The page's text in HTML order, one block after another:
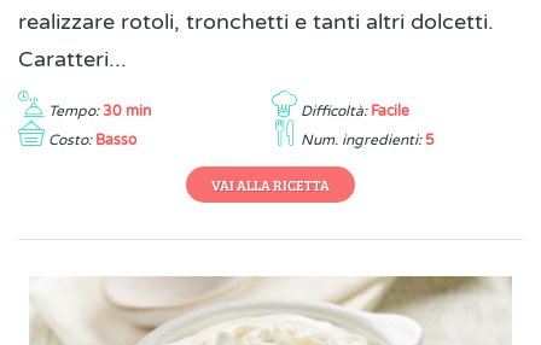
realizzare rotoli, tronchetti e tanti altri dolcetti.
Caratteri...
Tempo: 30 min Difficoltà: Facile
Costo: Basso Num. ingredienti: 5
VAI ALLA RICETTA